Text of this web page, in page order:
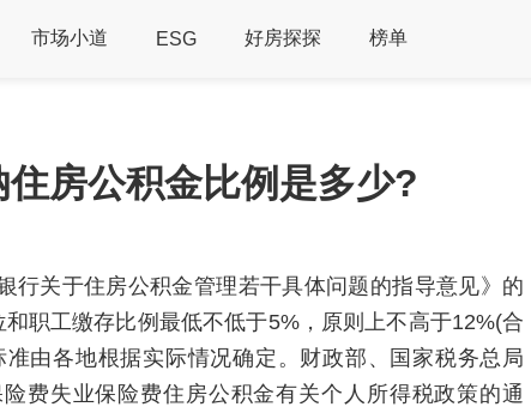
市场小道 ESG 好房探探 榜单
房公积金比例是多少?
行关于住房公积金管理若干具体问题的指导意见》的
职工缴存比例最低不低于5%，原则上不高于12%(合
由各地根据实际情况确定。财政部、国家税务总局
费失业保险费住房公积金有关个人所得税政策的通